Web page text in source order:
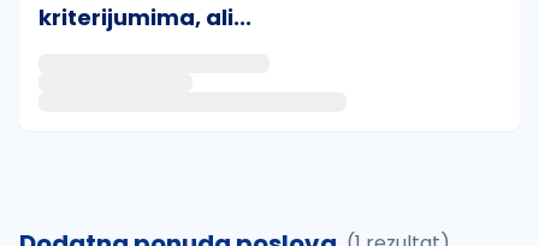
kriterijumima, ali...